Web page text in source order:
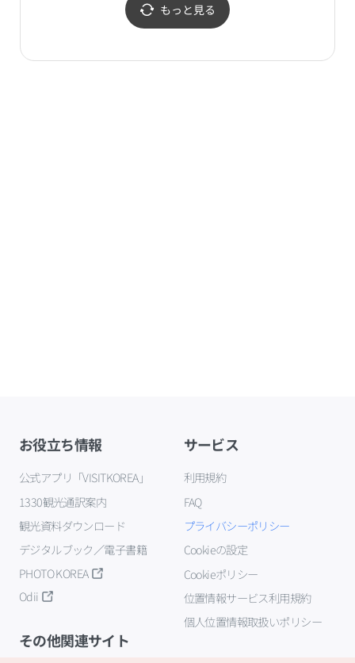
もっと見る
お役立ち情報
公式アプリ「VISITKOREA」
1330観光通訳案内
観光資料ダウンロード
デジタルブック／電子書籍
PHOTO KOREA
Odii
サービス
利用規約
FAQ
プライバシーポリシー
Cookieの設定
Cookieポリシー
位置情報サービス利用規約
個人位置情報取扱いポリシー
その他関連サイト